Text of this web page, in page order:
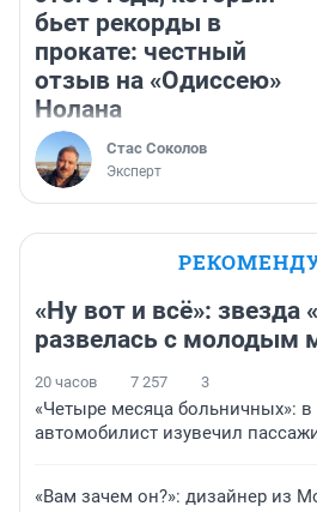
бьет рекорды в
прокате: честный
отзыв на «Одиссею»
Нолана
Стас Соколов
Эксперт
«Ну вот и всё»: звезда
развелась с молодым
20 часов 7 257 3
«Четыре месяца больничных»:
автомобилист изувечил
«Вам зачем он?»: дизайнер из